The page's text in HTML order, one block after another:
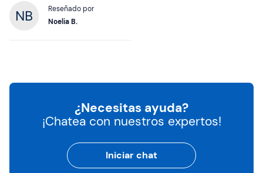
Reseñado por
Noelia B.
¿Necesitas ayuda?
¡Chatea con nuestros expertos!
Iniciar chat